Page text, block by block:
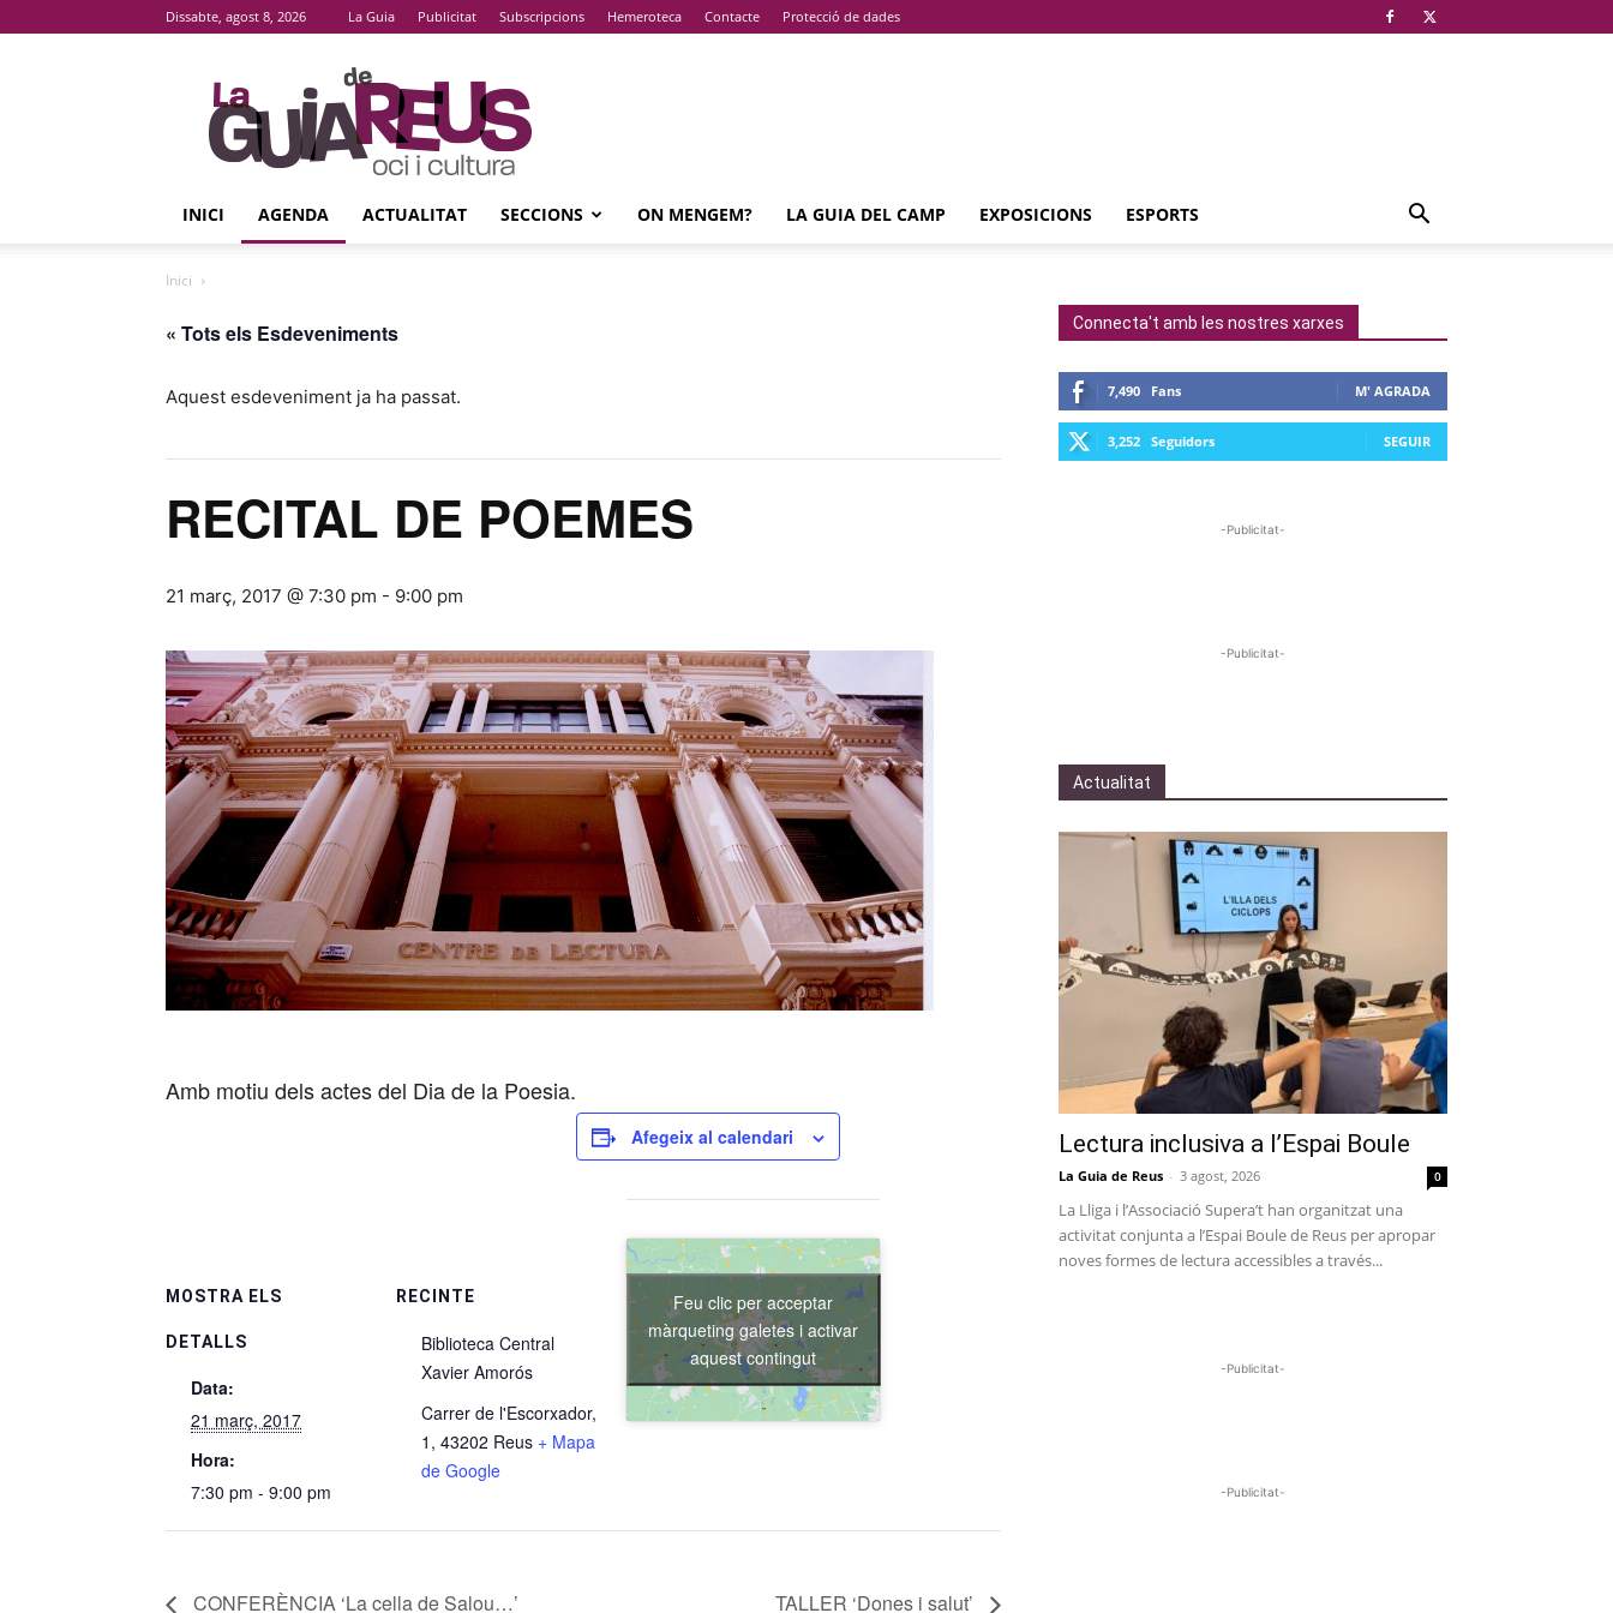
Dissabte, agost 8, 2026 La Guia Publicitat Subscripcions Hemeroteca Contacte Protecció de dades
La
Guia
De
Reus
INICI AGENDA ACTUALITAT SECCIONS ON MENGEM? LA GUIA DEL CAMP EXPOSICIONS ESPORTS
Inici
« Tots els Esdeveniments
Aquest esdeveniment ja ha passat.
RECITAL DE POEMES
21 març, 2017 @ 7:30 pm - 9:00 pm
Amb motiu dels actes del Dia de la Poesia.
Afegeix al calendari
MOSTRA ELS
DETALLS
Data:
21 març, 2017
Hora:
7:30 pm - 9:00 pm
RECINTE
Biblioteca Central
Xavier Amorós
Carrer de l'Escorxador,
1, 43202 Reus + Mapa
de Google
Feu clic per acceptar
màrqueting galetes i activar
aquest contingut
CONFERÈNCIA ‘La cella de Salou…’ TALLER ‘Dones i salut’
Connecta't amb les nostres xarxes
7,490 Fans M' AGRADA
3,252 Seguidors SEGUIR
-Publicitat-
-Publicitat-
Actualitat
Lectura inclusiva a l’Espai Boule
La Guia de Reus - 3 agost, 2026 0
La Lliga i l’Associació Supera’t han organitzat una
activitat conjunta a l’Espai Boule de Reus per apropar
noves formes de lectura accessibles a través...
-Publicitat-
-Publicitat-